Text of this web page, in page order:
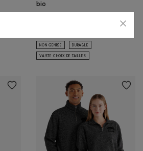
bio
NON GENRÉE DURABLE
VASTE CHOIX DE TAILLES